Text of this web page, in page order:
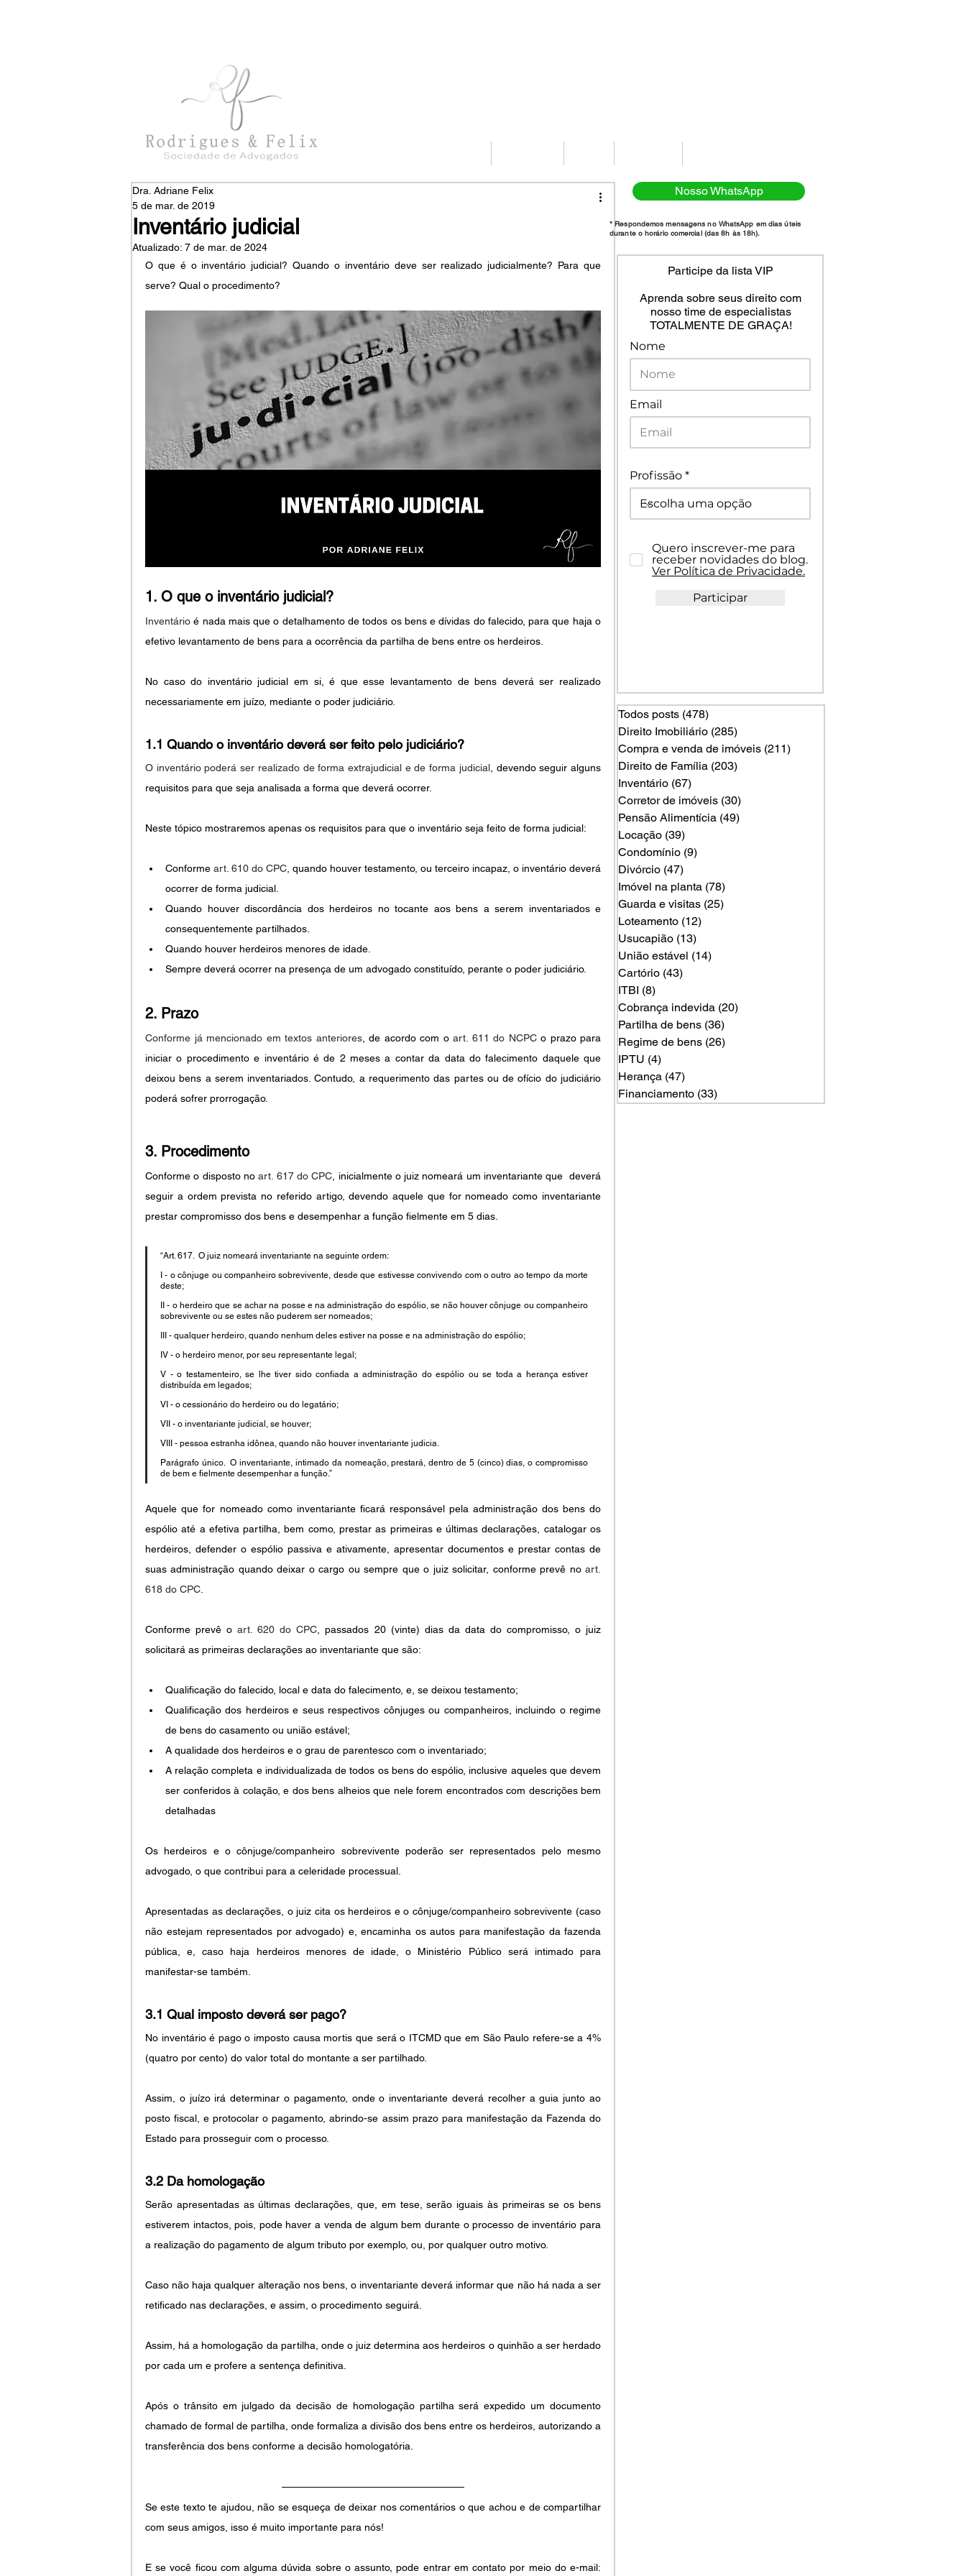
Inventário judicial
Dra. Adriane Felix
5 de mar. de 2019
Atualizado: 7 de mar. de 2024
O que é o inventário judicial? Quando o inventário deve ser realizado judicialmente? Para que
serve? Qual o procedimento?
1. O que o inventário judicial?
Inventário é nada mais que o detalhamento de todos os bens e dívidas do falecido, para que haja o
efetivo levantamento de bens para a ocorrência da partilha de bens entre os herdeiros.
No caso do inventário judicial em si, é que esse levantamento de bens deverá ser realizado
necessariamente em juízo, mediante o poder judiciário.
1.1 Quando o inventário deverá ser feito pelo judiciário?
O inventário poderá ser realizado de forma extrajudicial e de forma judicial, devendo seguir alguns
requisitos para que seja analisada a forma que deverá ocorrer.
Neste tópico mostraremos apenas os requisitos para que o inventário seja feito de forma judicial:
Conforme art. 610 do CPC , quando houver testamento, ou terceiro incapaz, o inventário deverá
ocorrer de forma judicial.
Quando houver discordância dos herdeiros no tocante aos bens a serem inventariados e
consequentemente partilhados.
Quando houver herdeiros menores de idade.
Sempre deverá ocorrer na presença de um advogado constituído, perante o poder judiciário.
2. Prazo
Conforme já mencionado em textos anteriores, de acordo com o art. 611 do NCPC o prazo para
iniciar o procedimento e inventário é de 2 meses a contar da data do falecimento daquele que
deixou bens a serem inventariados. Contudo, a requerimento das partes ou de ofício do judiciário
poderá sofrer prorrogação.
3. Procedimento
Conforme o disposto no art. 617 do CPC , inicialmente o juiz nomeará um inventariante que  deverá
seguir a ordem prevista no referido artigo, devendo aquele que for nomeado como inventariante
prestar compromisso dos bens e desempenhar a função fielmente em 5 dias.
“Art. 617.  O juiz nomeará inventariante na seguinte ordem:
I - o cônjuge ou companheiro sobrevivente, desde que estivesse convivendo com o outro ao tempo da morte
deste;
II - o herdeiro que se achar na posse e na administração do espólio, se não houver cônjuge ou companheiro
sobrevivente ou se estes não puderem ser nomeados;
III - qualquer herdeiro, quando nenhum deles estiver na posse e na administração do espólio;
IV - o herdeiro menor, por seu representante legal;
V - o testamenteiro, se lhe tiver sido confiada a administração do espólio ou se toda a herança estiver
distribuída em legados;
VI - o cessionário do herdeiro ou do legatário;
VII - o inventariante judicial, se houver;
VIII - pessoa estranha idônea, quando não houver inventariante judicia.
Parágrafo único.  O inventariante, intimado da nomeação, prestará, dentro de 5 (cinco) dias, o compromisso
de bem e fielmente desempenhar a função.”
Aquele que for nomeado como inventariante ficará responsável pela administração dos bens do
espólio até a efetiva partilha, bem como, prestar as primeiras e últimas declarações, catalogar os
herdeiros, defender o espólio passiva e ativamente, apresentar documentos e prestar contas de
suas administração quando deixar o cargo ou sempre que o juiz solicitar, conforme prevê no art.
618 do CPC
Conforme prevê o art. 620 do CPC , passados 20 (vinte) dias da data do compromisso, o juiz
solicitará as primeiras declarações ao inventariante que são:
Qualificação do falecido, local e data do falecimento, e, se deixou testamento;
Qualificação dos herdeiros e seus respectivos cônjuges ou companheiros, incluindo o regime
de bens do casamento ou união estável;
A qualidade dos herdeiros e o grau de parentesco com o inventariado;
A relação completa e individualizada de todos os bens do espólio, inclusive aqueles que devem
ser conferidos à colação, e dos bens alheios que nele forem encontrados com descrições bem
detalhadas
Os herdeiros e o cônjuge/companheiro sobrevivente poderão ser representados pelo mesmo
advogado, o que contribui para a celeridade processual.
Apresentadas as declarações, o juiz cita os herdeiros e o cônjuge/companheiro sobrevivente (caso
não estejam representados por advogado) e, encaminha os autos para manifestação da fazenda
pública, e, caso haja herdeiros menores de idade, o Ministério Público será intimado para
manifestar-se também.
3.1 Qual imposto deverá ser pago?
No inventário é pago o imposto causa mortis que será o ITCMD que em São Paulo refere-se a 4%
(quatro por cento) do valor total do montante a ser partilhado.
Assim, o juízo irá determinar o pagamento, onde o inventariante deverá recolher a guia junto ao
posto fiscal, e protocolar o pagamento, abrindo-se assim prazo para manifestação da Fazenda do
Estado para prosseguir com o processo.
3.2 Da homologação
Serão apresentadas as últimas declarações, que, em tese, serão iguais às primeiras se os bens
estiverem intactos, pois, pode haver a venda de algum bem durante o processo de inventário para
a realização do pagamento de algum tributo por exemplo, ou, por qualquer outro motivo.
Caso não haja qualquer alteração nos bens, o inventariante deverá informar que não há nada a ser
retificado nas declarações, e assim, o procedimento seguirá.
Assim, há a homologação da partilha, onde o juiz determina aos herdeiros o quinhão a ser herdado
por cada um e profere a sentença definitiva.
Após o trânsito em julgado da decisão de homologação partilha será expedido um documento
chamado de formal de partilha, onde formaliza a divisão dos bens entre os herdeiros, autorizando a
transferência dos bens conforme a decisão homologatória.
Se este texto te ajudou, não se esqueça de deixar nos comentários o que achou e de compartilhar
com seus amigos, isso é muito importante para nós!
E se você ficou com alguma dúvida sobre o assunto, pode entrar em contato por meio do e-mail:
Participe da lista VIP
Aprenda sobre seus direito com
nosso time de especialistas
TOTALMENTE DE GRAÇA!
Nome
Email
Profissão
Quero inscrever-me para
receber novidades do blog.
Ver Política de Privacidade.
Participar
Todos posts (478)
Direito Imobiliário (285)
Compra e venda de imóveis (211)
Direito de Família (203)
Inventário (67)
Corretor de imóveis (30)
Pensão Alimentícia (49)
Locação (39)
Condomínio (9)
Divórcio (47)
Imóvel na planta (78)
Guarda e visitas (25)
Loteamento (12)
Usucapião (13)
União estável (14)
Cartório (43)
ITBI (8)
Cobrança indevida (20)
Partilha de bens (36)
Regime de bens (26)
IPTU (4)
Herança (47)
Financiamento (33)
Nosso WhatsApp
* Respondemos mensagens no WhatsApp em dias úteis
durante o horário comercial (das 8h às 18h).